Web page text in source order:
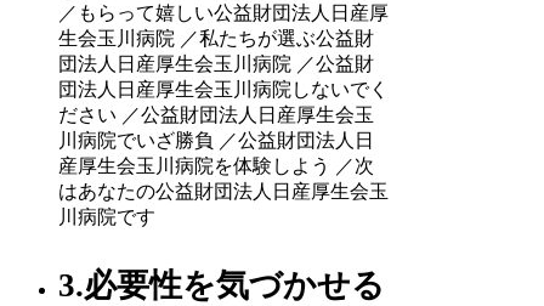
／もらって嬉しい公益財団法人日産厚
生会玉川病院 ／私たちが選ぶ公益財
団法人日産厚生会玉川病院 ／公益財
団法人日産厚生会玉川病院しないでく
ださい ／公益財団法人日産厚生会玉
川病院でいざ勝負 ／公益財団法人日
産厚生会玉川病院を体験しよう ／次
はあなたの公益財団法人日産厚生会玉
川病院です
3.必要性を気づかせる